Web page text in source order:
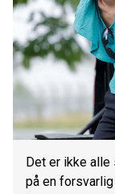
Det er ikke alle
på en forsvarlig